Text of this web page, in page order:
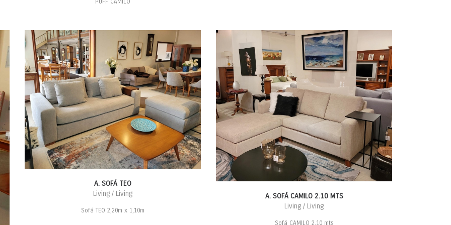
PUFF CAMILO
A. SOFÁ TEO
Living / Living
Sofá TEO 2,20m x 1,10m
A. SOFÁ CAMILO 2.10 MTS
Living / Living
Sofá CAMILO 2.10 mts